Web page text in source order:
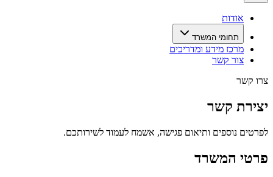
אודות
תחומי המשרד
מרכז מידע ומדריכים
צור קשר
צרו קשר
יצירת קשר
לפרטים נוספים ותיאום פגישה, אשמח לעמוד לשירותכם.
פרטי המשרד